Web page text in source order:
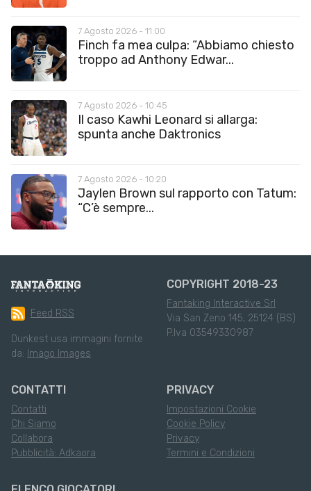
7 Agosto 2026 - 11:00
Finch fa mea culpa: “Abbiamo chiesto
troppo ad Anthony Edwar...
7 Agosto 2026 - 10:45
Il caso Kawhi Leonard si allarga:
spunta anche Daktronics
7 Agosto 2026 - 10:20
Jaylen Brown sul rapporto con Tatum:
“C’è sempre...
Feed RSS
Dunkest usa immagini fornite
da: Imago Images
COPYRIGHT 2018-23
Fantaking Interactive Srl
Via San Zeno 145, 25124 (BS)
P.Iva 03549330987
CONTATTI
Contatti
Chi Siamo
Collabora
Pubblicità: Adkaora
PRIVACY
Impostazioni Cookie
Cookie Policy
Privacy
Termini e Condizioni